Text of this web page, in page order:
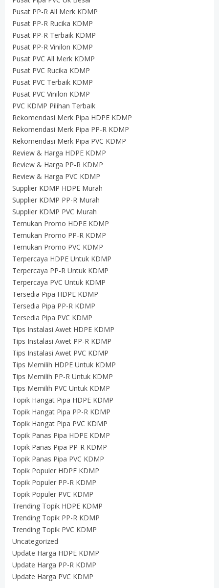
Pusat PP-R All Merk KDMP
Pusat PP-R Rucika KDMP
Pusat PP-R Terbaik KDMP
Pusat PP-R Vinilon KDMP
Pusat PVC All Merk KDMP
Pusat PVC Rucika KDMP
Pusat PVC Terbaik KDMP
Pusat PVC Vinilon KDMP
PVC KDMP Pilihan Terbaik
Rekomendasi Merk Pipa HDPE KDMP
Rekomendasi Merk Pipa PP-R KDMP
Rekomendasi Merk Pipa PVC KDMP
Review & Harga HDPE KDMP
Review & Harga PP-R KDMP
Review & Harga PVC KDMP
Supplier KDMP HDPE Murah
Supplier KDMP PP-R Murah
Supplier KDMP PVC Murah
Temukan Promo HDPE KDMP
Temukan Promo PP-R KDMP
Temukan Promo PVC KDMP
Terpercaya HDPE Untuk KDMP
Terpercaya PP-R Untuk KDMP
Terpercaya PVC Untuk KDMP
Tersedia Pipa HDPE KDMP
Tersedia Pipa PP-R KDMP
Tersedia Pipa PVC KDMP
Tips Instalasi Awet HDPE KDMP
Tips Instalasi Awet PP-R KDMP
Tips Instalasi Awet PVC KDMP
Tips Memilih HDPE Untuk KDMP
Tips Memilih PP-R Untuk KDMP
Tips Memilih PVC Untuk KDMP
Topik Hangat Pipa HDPE KDMP
Topik Hangat Pipa PP-R KDMP
Topik Hangat Pipa PVC KDMP
Topik Panas Pipa HDPE KDMP
Topik Panas Pipa PP-R KDMP
Topik Panas Pipa PVC KDMP
Topik Populer HDPE KDMP
Topik Populer PP-R KDMP
Topik Populer PVC KDMP
Trending Topik HDPE KDMP
Trending Topik PP-R KDMP
Trending Topik PVC KDMP
Uncategorized
Update Harga HDPE KDMP
Update Harga PP-R KDMP
Update Harga PVC KDMP